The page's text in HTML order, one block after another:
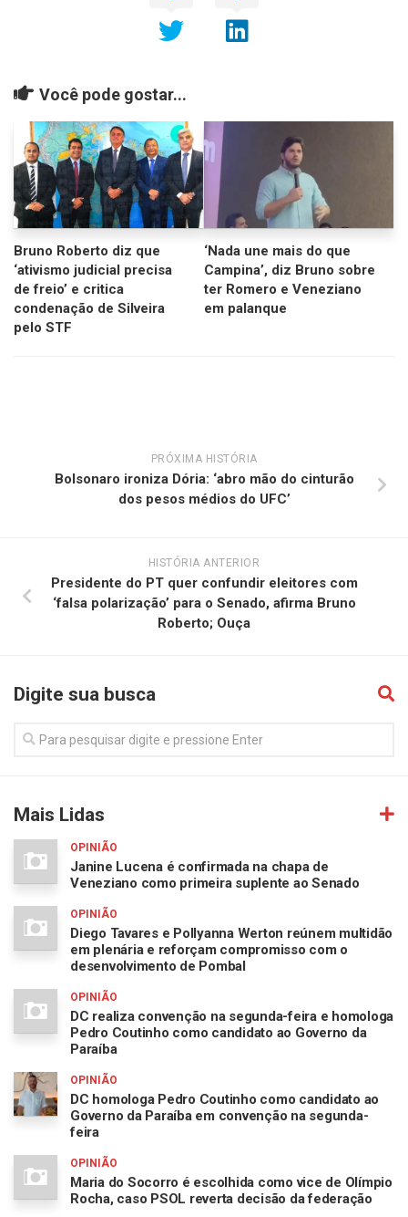
Você pode gostar...
Bruno Roberto diz que
‘ativismo judicial precisa
de freio’ e critica
condenação de Silveira
pelo STF
‘Nada une mais do que
Campina’, diz Bruno sobre
ter Romero e Veneziano
em palanque
PRÓXIMA HISTÓRIA
Bolsonaro ironiza Dória: ‘abro mão do cinturão
dos pesos médios do UFC’
HISTÓRIA ANTERIOR
Presidente do PT quer confundir eleitores com
‘falsa polarização’ para o Senado, afirma Bruno
Roberto; Ouça
Digite sua busca
Mais Lidas
OPINIÃO
Janine Lucena é confirmada na chapa de
Veneziano como primeira suplente ao Senado
OPINIÃO
Diego Tavares e Pollyanna Werton reúnem multidão
em plenária e reforçam compromisso com o
desenvolvimento de Pombal
OPINIÃO
DC realiza convenção na segunda-feira e homologa
Pedro Coutinho como candidato ao Governo da
Paraíba
OPINIÃO
DC homologa Pedro Coutinho como candidato ao
Governo da Paraíba em convenção na segunda-
feira
OPINIÃO
Maria do Socorro é escolhida como vice de Olímpio
Rocha, caso PSOL reverta decisão da federação